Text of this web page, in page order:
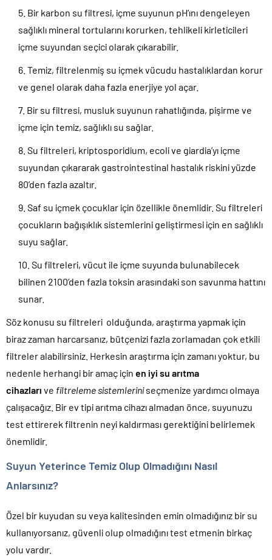
Bir karbon su filtresi, içme suyunun pH’ını dengeleyen
sağlıklı mineral tortularını korurken, tehlikeli kirleticileri
içme suyundan seçici olarak çıkarabilir.
Temiz, filtrelenmiş su içmek vücudu hastalıklardan korur
ve genel olarak daha fazla enerjiye yol açar.
Bir su filtresi, musluk suyunun rahatlığında, pişirme ve
içme için temiz, sağlıklı su sağlar.
Su filtreleri, kriptosporidium, ecoli ve giardia’yı içme
suyundan çıkararak gastrointestinal hastalık riskini yüzde
80’den fazla azaltır.
Saf su içmek çocuklar için özellikle önemlidir. Su filtreleri
çocukların bağışıklık sistemlerini geliştirmesi için en sağlıklı
suyu sağlar.
Su filtreleri, vücut ile içme suyunda bulunabilecek
bilinen 2100’den fazla toksin arasındaki son savunma hattını
sunar.
Söz konusu su filtreleri olduğunda, araştırma yapmak için
biraz zaman harcarsanız, bütçenizi fazla zorlamadan çok etkili
filtreler alabilirsiniz. Herkesin araştırma için zamanı yoktur, bu
nedenle herhangi bir amaç için en iyi su arıtma
cihazları ve filtreleme sistemleriniseçmenize yardımcı olmaya
çalışacağız. Bir ev tipi arıtma cihazı almadan önce, suyunuzu
test ettirerek filtrenin neyi kaldırması gerektiğini belirlemek
önemlidir.
Suyun Yeterince Temiz Olup Olmadığını Nasıl
Anlarsınız?
Özel bir kuyudan su veya kalitesinden emin olmadığınız bir su
kullanıyorsanız, güvenli olup olmadığını test etmenin birkaç
yolu vardır.